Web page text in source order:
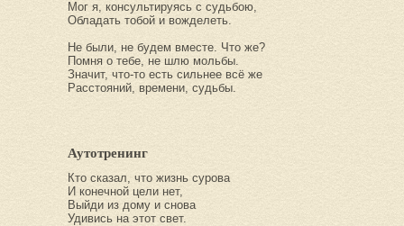
Мог я, консультируясь с судьбою,
Обладать тобой и вожделеть.
Не были, не будем вместе. Что же?
Помня о тебе, не шлю мольбы.
Значит, что-то есть сильнее всё же
Расстояний, времени, судьбы.
Аутотренинг
Кто сказал, что жизнь сурова
И конечной цели нет,
Выйди из дому и снова
Удивись на этот свет.